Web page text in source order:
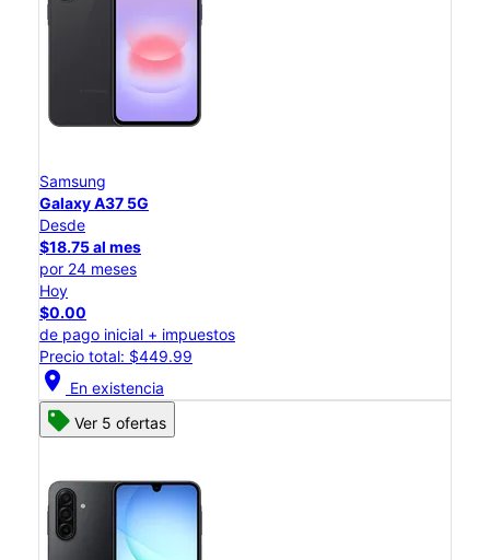
Samsung
Galaxy A37 5G
Desde
$18.75 al mes
por 24 meses
Hoy
$0.00
de pago inicial + impuestos
Precio total: $449.99
location_on En existencia
Ver 5 ofertas